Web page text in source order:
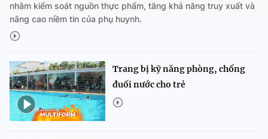
nhằm kiểm soát nguồn thực phẩm, tăng khả năng truy xuất và
nâng cao niềm tin của phụ huynh.
Trang bị kỹ năng phòng, chống
đuối nước cho trẻ